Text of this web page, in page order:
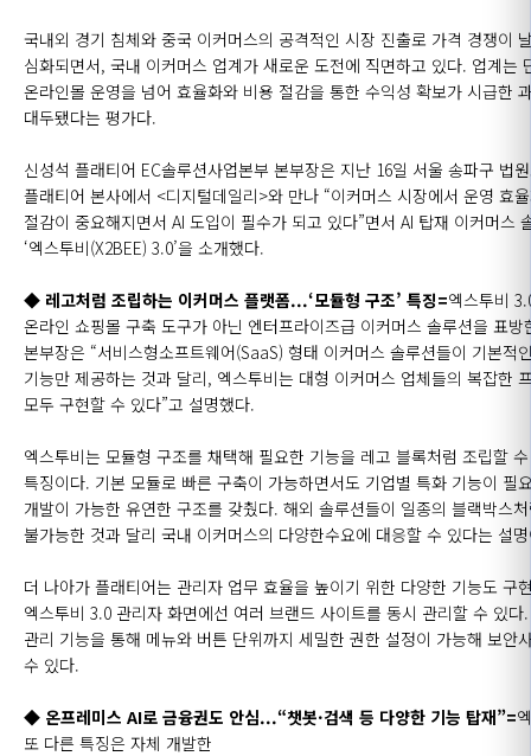
국내외 경기 침체와 중국 이커머스의 공격적인 시장 진출로 가격 경쟁이
심화되면서, 국내 이커머스 업계가 새로운 도전에 직면하고 있다. 업계는
온라인몰 운영을 넘어 효율화와 비용 절감을 통한 수익성 확보가 시급한
대두됐다는 평가다.
신성석 플래티어 EC솔루션사업본부 본부장은 지난 16일 서울 송파구 법
플래티어 본사에서 <디지털데일리>와 만나 “이커머스 시장에서 운영 효
절감이 중요해지면서 AI 도입이 필수가 되고 있다”면서 AI 탑재 이커머스
‘엑스투비(X2BEE) 3.0’을 소개했다.
◆ 레고처럼 조립하는 이커머스 플랫폼...‘모듈형 구조’ 특징=엑스투비
온라인 쇼핑몰 구축 도구가 아닌 엔터프라이즈급 이커머스 솔루션을 표방
본부장은 “서비스형소프트웨어(SaaS) 형태 이커머스 솔루션들이 기본적
기능만 제공하는 것과 달리, 엑스투비는 대형 이커머스 업체들의 복잡한
모두 구현할 수 있다”고 설명했다.
엑스투비는 모듈형 구조를 채택해 필요한 기능을 레고 블록처럼 조립할
특징이다. 기본 모듈로 빠른 구축이 가능하면서도 기업별 특화 기능이 필
개발이 가능한 유연한 구조를 갖췄다. 해외 솔루션들이 일종의 블랙박스
불가능한 것과 달리 국내 이커머스의 다양한수요에 대응할 수 있다는 설
더 나아가 플래티어는 관리자 업무 효율을 높이기 위한 다양한 기능도 구
엑스투비 3.0 관리자 화면에선 여러 브랜드 사이트를 동시 관리할 수 있다
관리 기능을 통해 메뉴와 버튼 단위까지 세밀한 권한 설정이 가능해 보안
수 있다.
◆ 온프레미스 AI로 금융권도 안심...“챗봇·검색 등 다양한 기능 탑재”=
또 다른 특징은 자체 개발한